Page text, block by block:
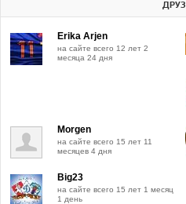
ДРУЗІ
Erika Arjen
на сайте всего 12 лет 2
месяца 24 дня
Morgen
на сайте всего 15 лет 11
месяцев 4 дня
Big23
на сайте всего 15 лет 1 месяц
1 день